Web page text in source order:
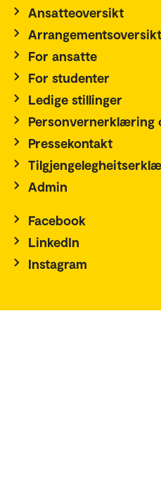
Ansatteoversikt
Arrangementsoversikt
For ansatte
For studenter
Ledige stillinger
Personvernerklæring
Pressekontakt
Admin
Facebook
LinkedIn
Instagram